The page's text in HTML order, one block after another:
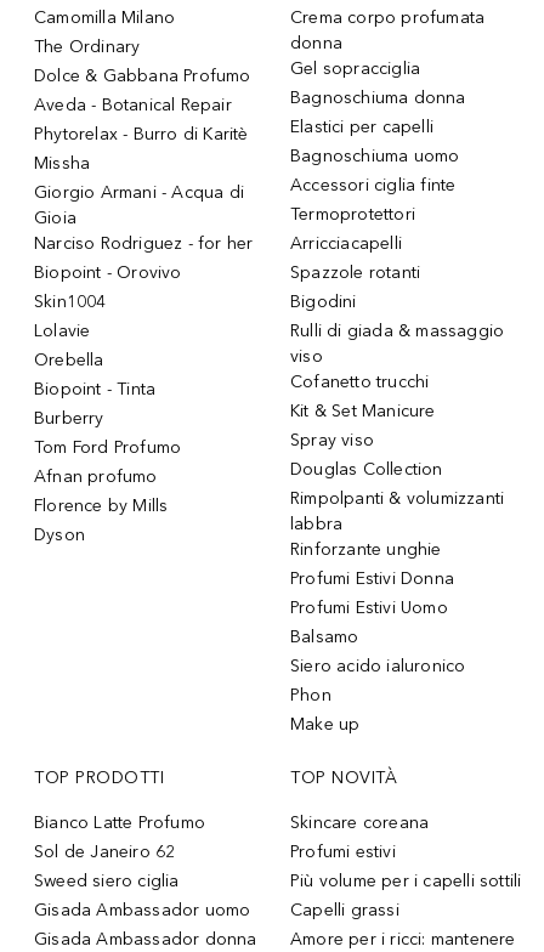
Camomilla Milano
The Ordinary
Dolce & Gabbana Profumo
Aveda - Botanical Repair
Phytorelax - Burro di Karitè
Missha
Giorgio Armani - Acqua di
Gioia
Narciso Rodriguez - for her
Biopoint - Orovivo
Skin1004
Lolavie
Orebella
Biopoint - Tinta
Burberry
Tom Ford Profumo
Afnan profumo
Florence by Mills
Dyson
Crema corpo profumata
donna
Gel sopracciglia
Bagnoschiuma donna
Elastici per capelli
Bagnoschiuma uomo
Accessori ciglia finte
Termoprotettori
Arricciacapelli
Spazzole rotanti
Bigodini
Rulli di giada & massaggio
viso
Cofanetto trucchi
Kit & Set Manicure
Spray viso
Douglas Collection
Rimpolpanti & volumizzanti
labbra
Rinforzante unghie
Profumi Estivi Donna
Profumi Estivi Uomo
Balsamo
Siero acido ialuronico
Phon
Make up
TOP PRODOTTI
Bianco Latte Profumo
Sol de Janeiro 62
Sweed siero ciglia
Gisada Ambassador uomo
Gisada Ambassador donna
TOP NOVITÀ
Skincare coreana
Profumi estivi
Più volume per i capelli sottili
Capelli grassi
Amore per i ricci: mantenere